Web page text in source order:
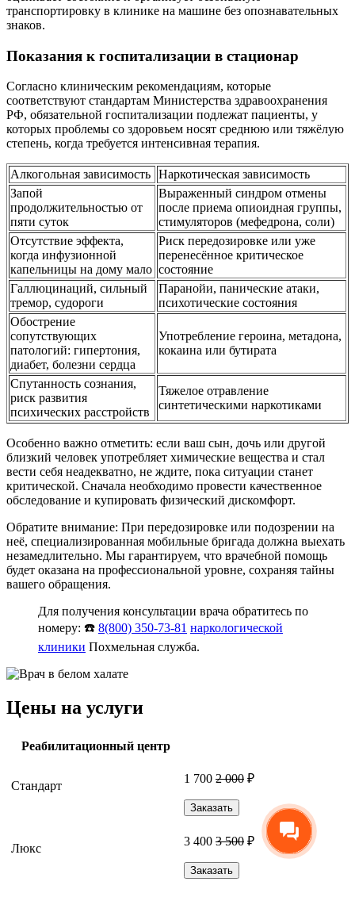
транспортировку в клинике на машине без опознавательных
знаков.
Показания к госпитализации в стационар
Согласно клиническим рекомендациям, которые
соответствуют стандартам Министерства здравоохранения
РФ, обязательной госпитализации подлежат пациенты, у
которых проблемы со здоровьем носят среднюю или тяжёлую
степень, когда требуется интенсивная терапия.
Алкогольная зависимость Наркотическая зависимость
Запой
продолжительностью от
пяти суток
Выраженный синдром отмены
после приема опиоидная группы,
стимуляторов (мефедрона, соли)
Отсутствие эффекта,
когда инфузионной
капельницы на дому мало
Риск передозировке или уже
перенесённое критическое
состояние
Галлюцинаций, сильный
тремор, судороги
Паранойи, панические атаки,
психотические состояния
Обострение
сопутствующих
патологий: гипертония,
диабет, болезни сердца
Употребление героина, метадона,
кокаина или бутирата
Спутанность сознания,
риск развития
психических расстройств
Тяжелое отравление
синтетическими наркотиками
Особенно важно отметить: если ваш сын, дочь или другой
близкий человек употребляет химические вещества и стал
вести себя неадекватно, не ждите, пока ситуации станет
критической. Сначала необходимо провести качественное
обследование и купировать физический дискомфорт.
Обратите внимание: При передозировке или подозрении на
неё, специализированная мобильные бригада должна выехать
незамедлительно. Мы гарантируем, что врачебной помощь
будет оказана на профессиональной уровне, сохраняя тайны
вашего обращения.
Для получения консультации врача обратитесь по
номеру: ☎️ 8(800) 350-73-81 наркологической
клиники Похмельная служба.
Цены на услуги
Реабилитационный центр
Стандарт
1 700 2 000 ₽
Заказать
Люкс
3 400 3 500 ₽
Заказать